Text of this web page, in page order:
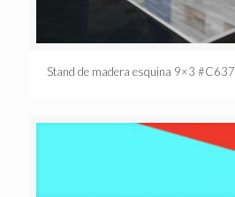
Stand de madera esquina 9×3 #C637